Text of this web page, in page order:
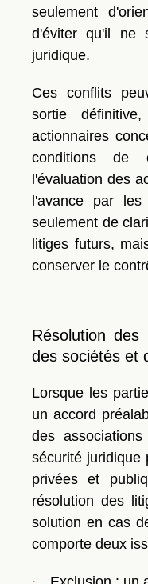
seulement
d'éviter qu'il ne
juridique.
Ces conflits
sortie
actionnaires
conditions de
l'évaluation des
l'avance par
seulement de
litiges futurs,
conserver le
Résolution
des sociétés et
Lorsque les
un accord
des
sécurité juridique
privées et
résolution des
solution en cas
comporte deux